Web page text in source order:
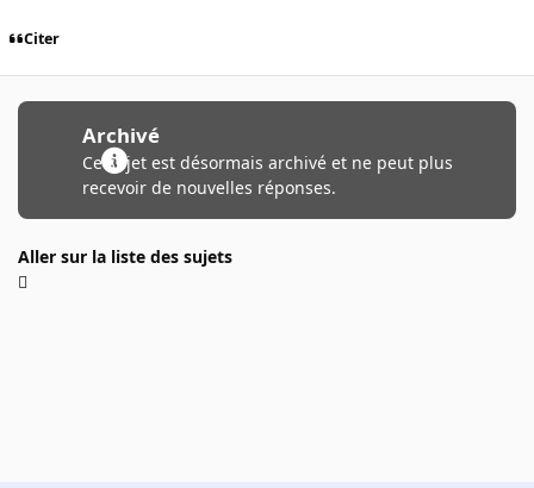
Citer
Archivé
Ce sujet est désormais archivé et ne peut plus
recevoir de nouvelles réponses.
Aller sur la liste des sujets